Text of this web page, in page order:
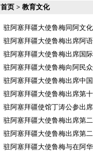
首页> 教育文化
驻阿塞拜疆大使鲁梅同阿文
驻阿塞拜疆大使鲁梅出席阿
驻阿塞拜疆大使鲁梅出席国际
驻阿塞拜疆大使鲁梅向阿民
驻阿塞拜疆大使鲁梅出席中
驻阿塞拜疆大使鲁梅出席第
驻阿塞拜疆使馆丁涛公参出
驻阿塞拜疆大使鲁梅出席第
驻阿塞拜疆大使鲁梅出席第
驻阿塞拜疆大使鲁梅与在阿